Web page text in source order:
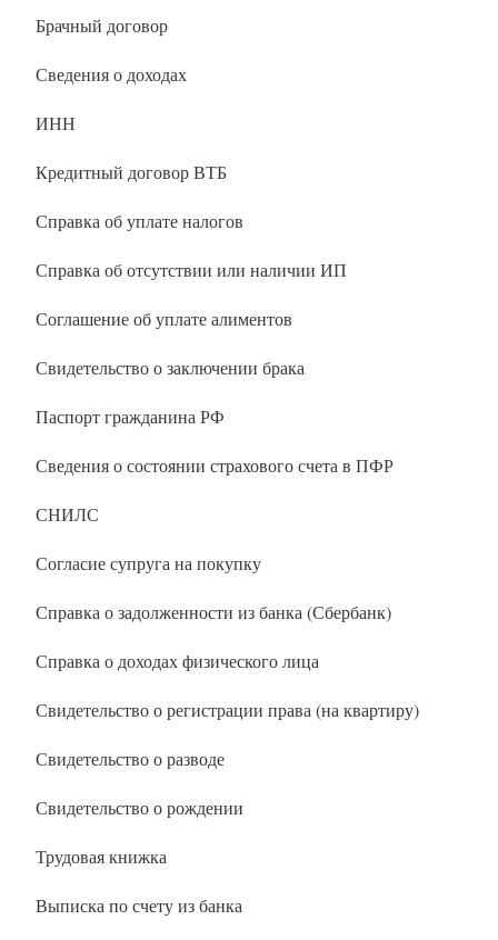
Брачный договор
Сведения о доходах
ИНН
Кредитный договор ВТБ
Справка об уплате налогов
Справка об отсутствии или наличии ИП
Соглашение об уплате алиментов
Свидетельство о заключении брака
Паспорт гражданина РФ
Сведения о состоянии страхового счета в ПФР
СНИЛС
Согласие супруга на покупку
Справка о задолженности из банка (Сбербанк)
Справка о доходах физического лица
Свидетельство о регистрации права (на квартиру)
Свидетельство о разводе
Свидетельство о рождении
Трудовая книжка
Выписка по счету из банка